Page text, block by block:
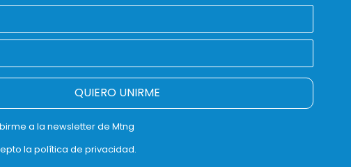
QUIERO UNIRME
a la newsletter de Mtng
la política de privacidad.